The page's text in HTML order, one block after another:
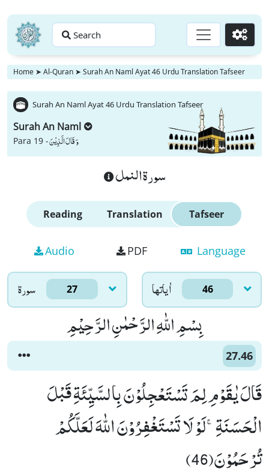
Search Go
Home ➤ Al-Quran ➤ Surah An Naml Ayat 46 Urdu Translation Tafseer
Surah An Naml Ayat 46 Urdu Translation Tafseer
Surah An Naml
Para 19 -وَ قَالَ الَّذِیْنَ
سورة النمل
Reading Translation Tafseer
Audio PDF Language
سورۃ 27 اٰياتها 46
بِسْمِ اللّٰهِ الرَّحْمٰنِ الرَّحِیْمِ
27.46
قَالَ یٰقَوْمِ لِمَ تَسْتَعْجِلُوْنَ بِالسَّیِّئَةِ قَبْلَ
الْحَسَنَةِۚ-لَوْ لَا تَسْتَغْفِرُوْنَ اللّٰهَ لَعَلَّكُمْ
تُرْحَمُوْنَ(46)